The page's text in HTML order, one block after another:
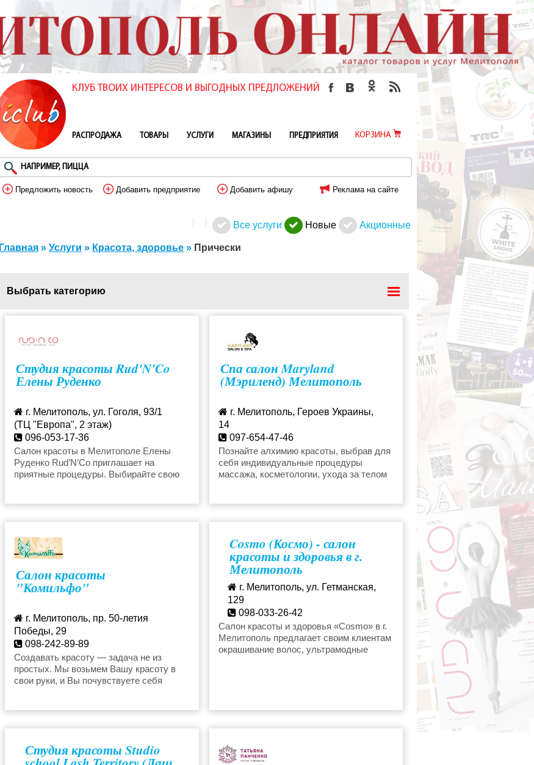
КЛУБ ТВОИХ ИНТЕРЕСОВ И ВЫГОДНЫХ ПРЕДЛОЖЕНИЙ
РАСПРОДАЖА ТОВАРЫ УСЛУГИ МАГАЗИНЫ ПРЕДПРИЯТИЯ КОРЗИНА
Предложить новость Добавить предприятие Добавить афишу Реклама на сайте
Все услуги Новые Акционные
Главная » Услуги » Красота, здоровье » Прически
Выбрать категорию
Бассейн Антицеллюлитный массаж
Колорирование Коррекция бровей
Косметология Лазерная косметология
Макияж Наращивание ресниц
Омоложение Парикмахеры
Педикюр Пилинг
Пирсинг
Студия красоты Rud'N'Co
Елены Руденко
г. Мелитополь, ул. Гоголя, 93/1
(ТЦ "Европа", 2 этаж)
096-053-17-36
e.rudenko2013@gmail.com
Салон красоты в Мелитополе Елены
Руденко Rud’N’Co приглашает на
приятные процедуры. Выбирайте свою
Спа салон Maryland
(Мэриленд) Мелитополь
г. Мелитополь, Героев Украины,
14
097-654-47-46
marylandbeautysalonspa@gmail.com
Познайте алхимию красоты, выбрав для
себя индивидуальные процедуры
массажа, косметологии, ухода за телом
ощущение счастья надолго станет
Салон красоты
"Комильфо"
г. Мелитополь, пр. 50-летия
Победы, 29
098-242-89-89
vasilina.rudchenko@mail.ru
Создавать красоту — задача не из
простых. Мы возьмем Вашу красоту в
свои руки, и Вы почувствуете себя
Cosmo (Космо) - салон
красоты и здоровья в г.
Мелитополь
г. Мелитополь, ул. Гетманская,
129
098-033-26-42
Салон красоты и здоровья «Cosmo» в г.
Мелитополь предлагает своим клиентам
окрашивание волос, ультрамодные
Студия красоты Studio